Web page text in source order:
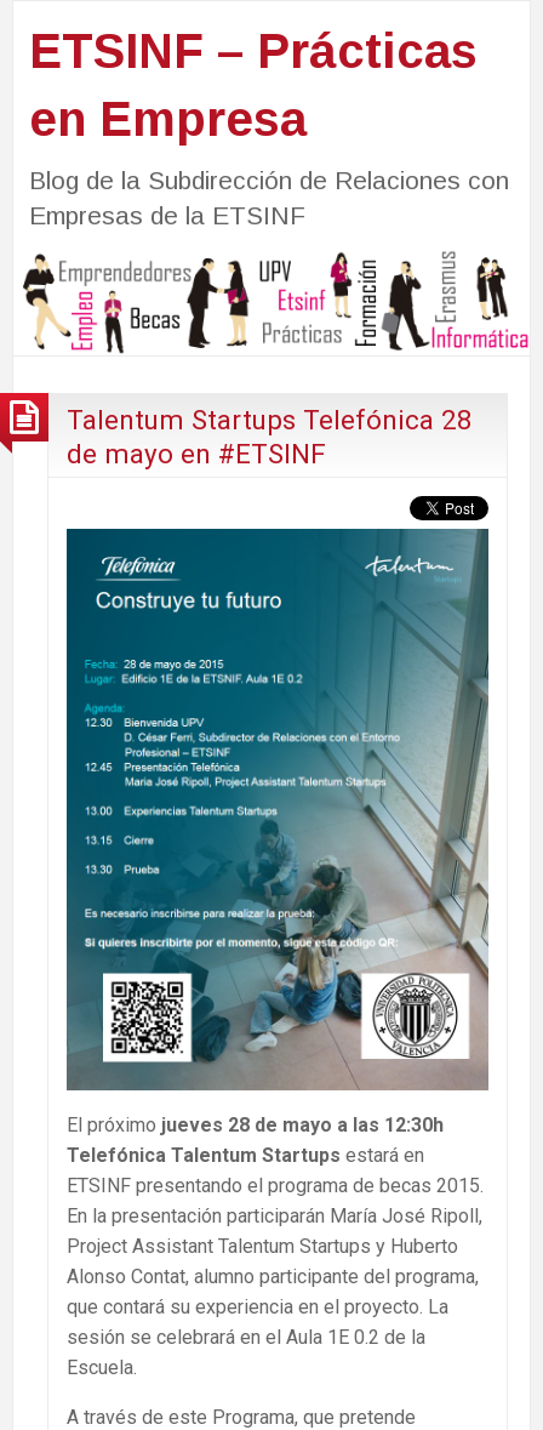
ETSINF – Prácticas
en Empresa
Blog de la Subdirección de Relaciones con
Empresas de la ETSINF
Talentum Startups Telefónica 28
de mayo en #ETSINF
El próximo jueves 28 de mayo a las 12:30h
Telefónica Talentum Startups estará en
ETSINF presentando el programa de becas 2015.
En la presentación participarán María José Ripoll,
Project Assistant Talentum Startups y Huberto
Alonso Contat, alumno participante del programa,
que contará su experiencia en el proyecto. La
sesión se celebrará en el Aula 1E 0.2 de la
Escuela.
A través de este Programa, que pretende